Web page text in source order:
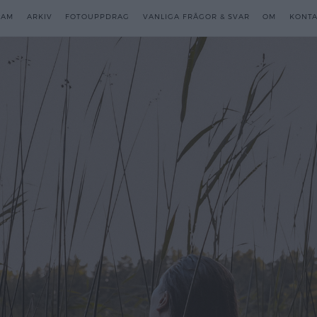
ARKIV FOTOUPPDRAG VANLIGA FRÅGOR & SVAR OM
ARKIV FOTOUPPDRAG VANLIGA FRÅGOR & SVAR OM